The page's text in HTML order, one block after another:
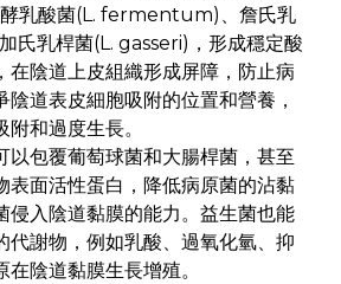
乳酸菌(L. fermentum)、詹氏乳
氏乳桿菌(L. gasseri)，形成穩定酸
在陰道上皮組織形成屏障，防止病
陰道表皮細胞吸附的位置和營養，
和過度生長。
以包覆葡萄球菌和大腸桿菌，甚至
表面活性蛋白，降低病原菌的沾黏
侵入陰道黏膜的能力。益生菌也能
代謝物，例如乳酸、過氧化氫、抑
陰道黏膜生長增殖。